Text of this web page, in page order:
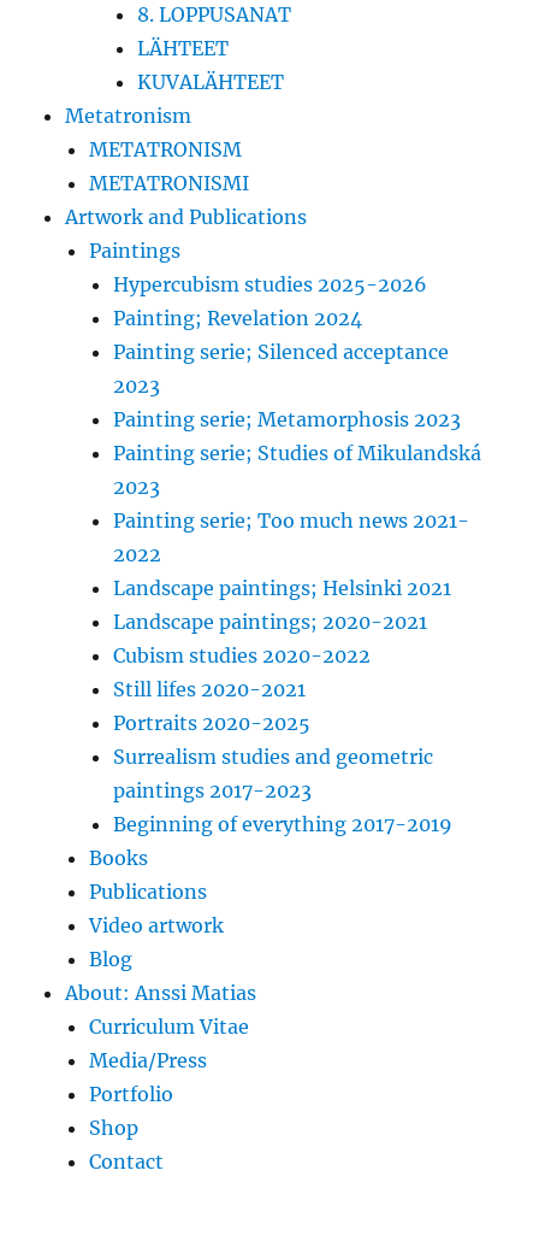
8. LOPPUSANAT
LÄHTEET
KUVALÄHTEET
Metatronism
METATRONISM
METATRONISMI
Artwork and Publications
Paintings
Hypercubism studies 2025-2026
Painting; Revelation 2024
Painting serie; Silenced acceptance
2023
Painting serie; Metamorphosis 2023
Painting serie; Studies of Mikulandská
2023
Painting serie; Too much news 2021-
2022
Landscape paintings; Helsinki 2021
Landscape paintings; 2020-2021
Cubism studies 2020-2022
Still lifes 2020-2021
Portraits 2020-2025
Surrealism studies and geometric
paintings 2017-2023
Beginning of everything 2017-2019
Books
Publications
Video artwork
Blog
About: Anssi Matias
Curriculum Vitae
Media/Press
Portfolio
Shop
Contact